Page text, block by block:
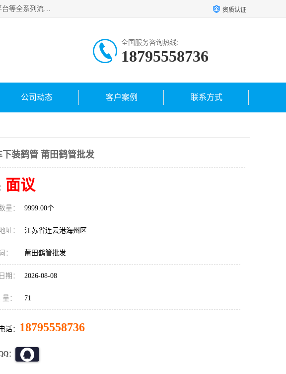
连云港深达石化装备有限公司是从事定量装车系统、船用流体装卸臂、陆用流体装卸臂（鹤管）、活动梯、钢构平台等全系列流体装卸设备的设计、制造、销售以及服务的专业供应商。公司始终以客户为中心，密切跟踪国内外油气储运及装卸设备先进技术的发展，以先进的技术、优质的产品、一流的服务，满足客户需求。 资质认证
全国服务咨询热线:
18795558736
公司动态 客户案例 联系方式
下装鹤管 莆田鹤管批发
面议
量： 9999.00个
址： 江苏省连云港海州区
： 莆田鹤管批发
期： 2026-08-08
： 71
话： 18795558736
：